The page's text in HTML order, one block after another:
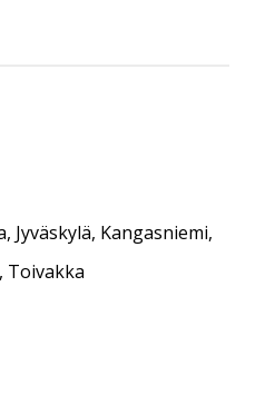
Jyväskylä, Kangasniemi,
Toivakka